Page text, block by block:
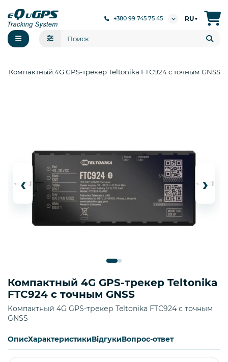
+380 99 745 75 45 RU▼
Компактный 4G GPS-трекер Teltonika FTC924 с точным GNSS
‹ ›
Компактный 4G GPS-трекер Teltonika
FTC924 с точным GNSS
Компактный 4G GPS-трекер Teltonika FTC924 с точным
GNSS
ОписХарактеристикиВідгукиВопрос-ответ